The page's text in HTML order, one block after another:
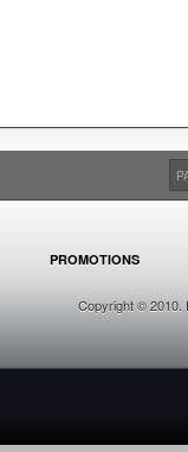
PROMOTIONS
Copyright © 2010.